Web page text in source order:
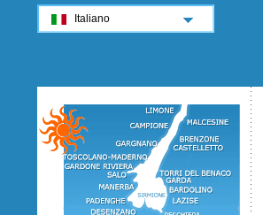
Italiano